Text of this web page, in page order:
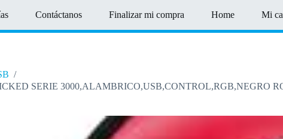
Contáctanos Finalizar mi compra Home Mi
/
SERIE 3000,ALAMBRICO,USB,CONTROL,RGB,NEGRO